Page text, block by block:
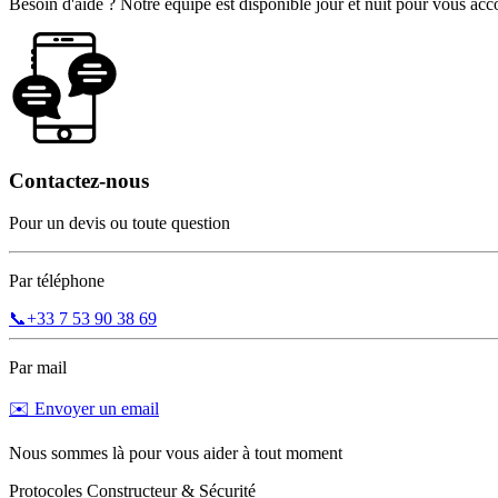
Contactez-nous
Pour un devis ou toute question
Par téléphone
📞+33 7 53 90 38 69
Par mail
✉️ Envoyer un email
Nous sommes là pour vous aider à tout moment
Protocoles Constructeur & Sécurité